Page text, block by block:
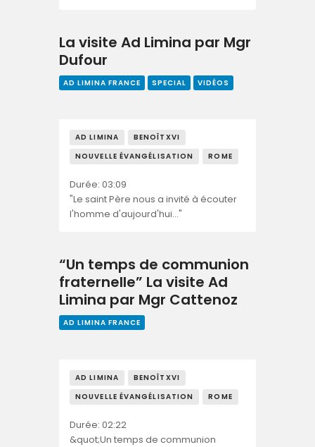
La visite Ad Limina par Mgr
Dufour
AD LIMINA FRANCE SPECIAL VIDÉOS
AD LIMINA
BENOÎTXVI
NOUVELLE ÉVANGÉLISATION
ROME
Durée: 03:09
"Le saint Père nous a invité à écouter
l'homme d'aujourd'hui…"
“Un temps de communion
fraternelle” La visite Ad
Limina par Mgr Cattenoz
AD LIMINA FRANCE
AD LIMINA
BENOÎTXVI
NOUVELLE ÉVANGÉLISATION
ROME
Durée: 02:22
&quot;Un temps de communion